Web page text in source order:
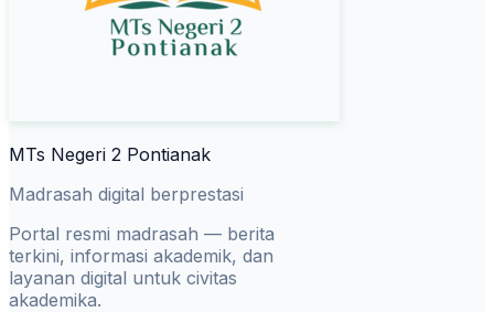
MTs Negeri 2 Pontianak
Madrasah digital berprestasi
Portal resmi madrasah — berita
terkini, informasi akademik, dan
layanan digital untuk civitas
akademika.